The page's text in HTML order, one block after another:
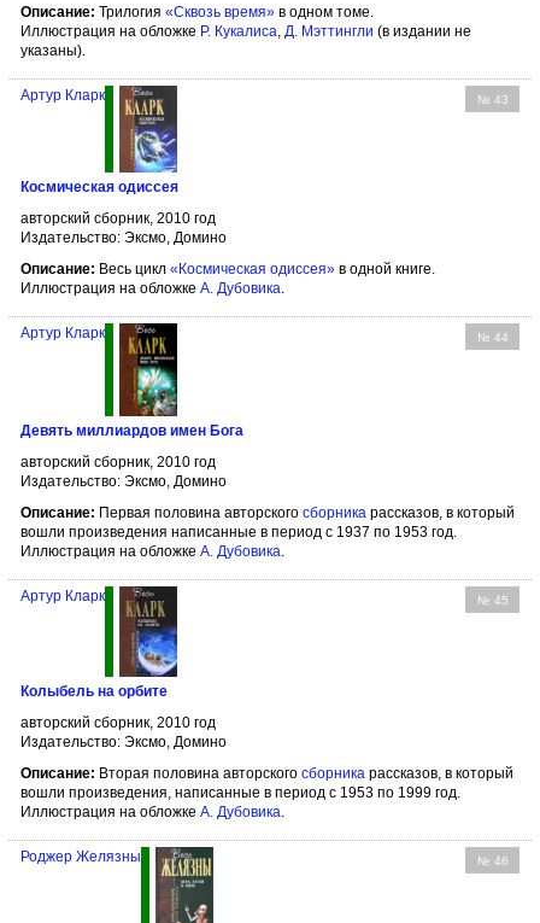
Описание: Трилогия «Сквозь время» в одном томе.
Иллюстрация на обложке Р. Кукалиса Д. Мэттингли (в издании не
указаны).
№ 43
Артур Кларк
Космическая одиссея
авторский сборник, 2010 год
Издательство: Эксмо, Домино
Описание: Весь цикл «Космическая одиссея» в одной книге.
Иллюстрация на обложке А. Дубовика
№ 44
Артур Кларк
Девять миллиардов имен Бога
авторский сборник, 2010 год
Издательство: Эксмо, Домино
Описание: Первая половина авторского сборника рассказов, в который
вошли произведения написанные в период с 1937 по 1953 год.
Иллюстрация на обложке А. Дубовика.
№ 45
Артур Кларк
Колыбель на орбите
авторский сборник, 2010 год
Издательство: Эксмо, Домино
Описание: Вторая половина авторского сборника рассказов, в который
вошли произведения, написанные в период с 1953 по 1999 год.
Иллюстрация на обложке А. Дубовика
№ 46
Роджер Желязны